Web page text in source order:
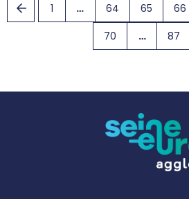
1 … 64 65 66
70
… 87